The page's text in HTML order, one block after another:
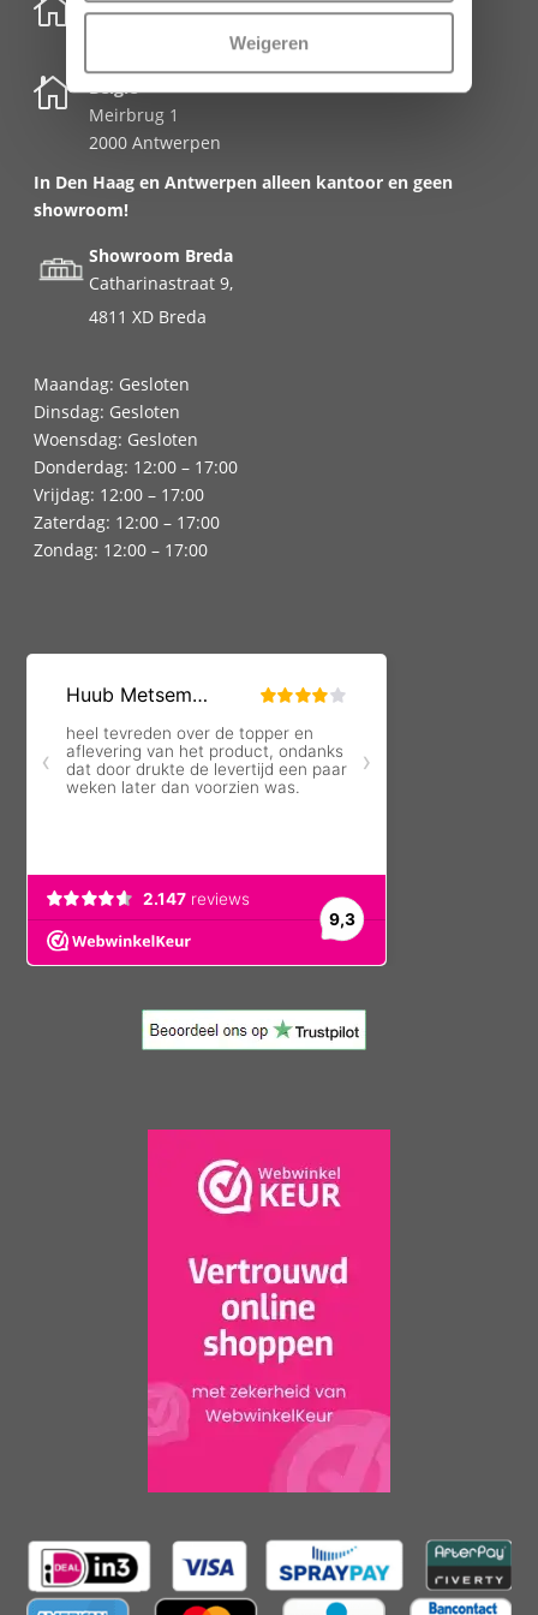
Weigeren

Nederland

België
Meirbrug 1
2000 Antwerpen
In Den Haag en Antwerpen alleen kantoor en geen
showroom!
Showroom Breda
Catharinastraat 9,
4811 XD Breda
Maandag: Gesloten
Dinsdag: Gesloten
Woensdag: Gesloten
Donderdag: 12:00 – 17:00
Vrijdag: 12:00 – 17:00
Zaterdag: 12:00 – 17:00
Zondag: 12:00 – 17:00